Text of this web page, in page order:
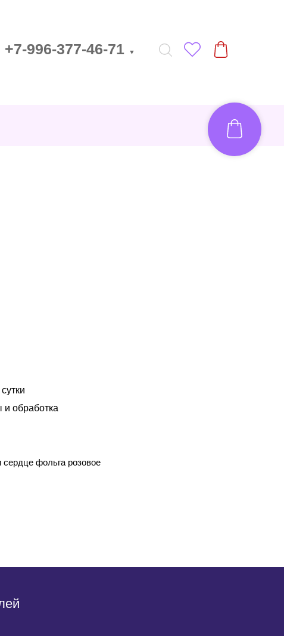
+7-996-377-46-71 ▼
обработка
фольга розовое